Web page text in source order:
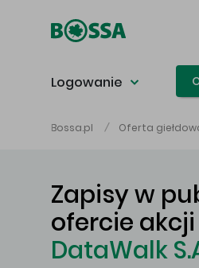
Logowanie
Bossa.pl Oferta
Zapisy w
ofercie akcji
DataWalk